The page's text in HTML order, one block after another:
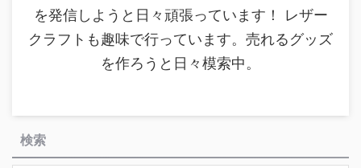
を発信しようと日々頑張っています！ レザー
クラフトも趣味で行っています。売れるグッズ
を作ろうと日々模索中。
検索